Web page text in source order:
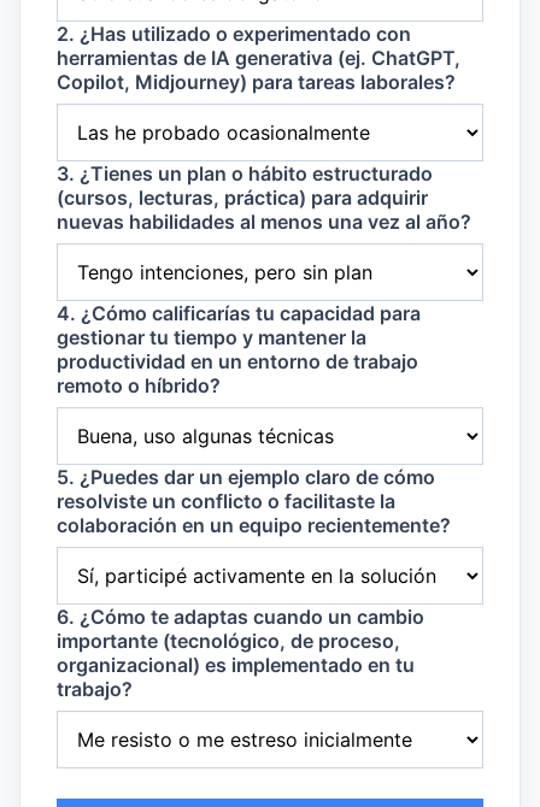
2. ¿Has utilizado o experimentado con
herramientas de IA generativa (ej. ChatGPT,
Copilot, Midjourney) para tareas laborales?
3. ¿Tienes un plan o hábito estructurado
(cursos, lecturas, práctica) para adquirir
nuevas habilidades al menos una vez al año?
4. ¿Cómo calificarías tu capacidad para
gestionar tu tiempo y mantener la
productividad en un entorno de trabajo
remoto o híbrido?
5. ¿Puedes dar un ejemplo claro de cómo
resolviste un conflicto o facilitaste la
colaboración en un equipo recientemente?
6. ¿Cómo te adaptas cuando un cambio
importante (tecnológico, de proceso,
organizacional) es implementado en tu
trabajo?